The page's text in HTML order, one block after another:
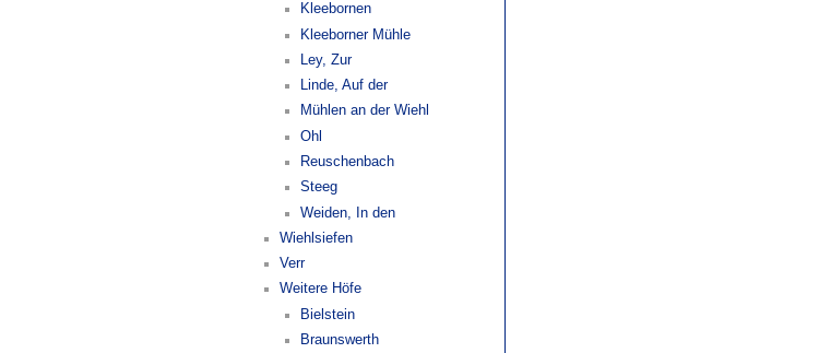
Kleebornen
Kleeborner Mühle
Ley, Zur
Linde, Auf der
Mühlen an der Wiehl
Ohl
Reuschenbach
Steeg
Weiden, In den
Wiehlsiefen
Verr
Weitere Höfe
Bielstein
Braunswerth